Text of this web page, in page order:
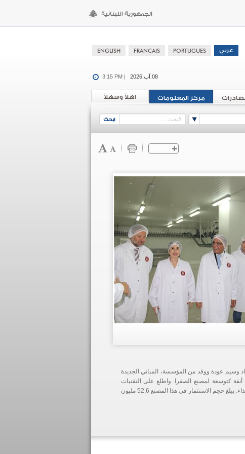
08.آب.2026 3:15 PM |
اهلاً وسهلاً مركز المعلومات
وسيم عودة ووفد من المؤسسة، المباني الجديدة
كتوسعة لمصنع الصفرا. واطلع على التقنيات
المستخدمة في تصنيع الدجاج وفقا للمعايير العالمية في مجال حماية البيئة وسلامة الغذاء. يبلغ حجم الاستثمار في هذا المصنع 52,6 مليون